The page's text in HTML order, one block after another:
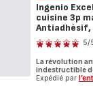
Ingenio
cuisine 3p
Note
5
étoiles
5/
La révolution
indestructible
Expédié par